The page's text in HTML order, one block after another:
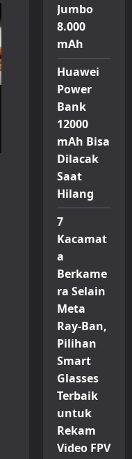
Jumbo
8.000
mAh
Huawei
Power
Bank
12000
mAh Bisa
Dilacak
Saat
Hilang
7
Kacamat
a
Berkame
ra Selain
Meta
Ray-Ban,
Pilihan
Smart
Glasses
Terbaik
untuk
Rekam
Video FPV